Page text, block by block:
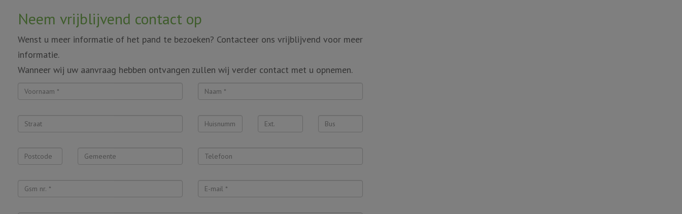
Neem vrijblijvend contact op
Wenst u meer informatie of het pand te bezoeken? Contacteer ons vrijblijvend voor meer
informatie.
Wanneer wij uw aanvraag hebben ontvangen zullen wij verder contact met u opnemen.